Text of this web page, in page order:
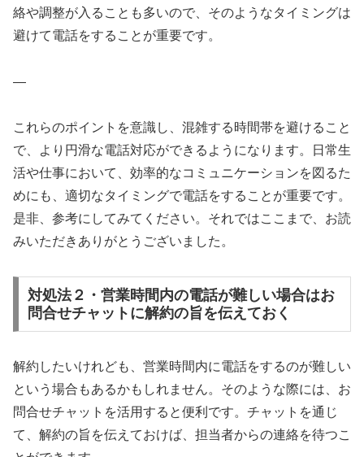
絡や調整が入ることも多いので、そのようなタイミングは
避けて電話をすることが重要です。
—
これらのポイントを意識し、混雑する時間帯を避けること
で、より円滑な電話対応ができるようになります。日常生
活や仕事において、効率的なコミュニケーションを図るた
めにも、適切なタイミングで電話をすることが重要です。
是非、参考にしてみてください。それではここまで、お読
みいただきありがとうございました。
対処法２・営業時間内の電話が難しい場合はお
問合せチャットに解約の旨を伝えておく
解約したいけれども、営業時間内に電話をするのが難しい
という場合もあるかもしれません。そのような際には、お
問合せチャットを活用すると便利です。チャットを通じ
て、解約の旨を伝えておけば、担当者からの連絡を待つこ